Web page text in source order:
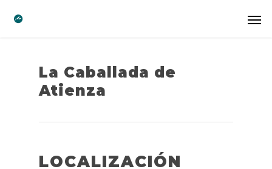
La Caballada de
Atienza
LOCALIZACIÓN